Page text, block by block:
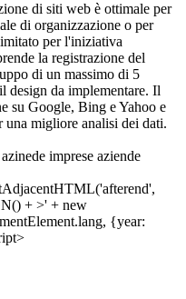
di siti web è ottimale per
di organizzazione o per
per l'iniziativa
la registrazione del
di un massimo di 5
design da implementare. Il
su Google, Bing e Yahoo e
migliore analisi dei dati.